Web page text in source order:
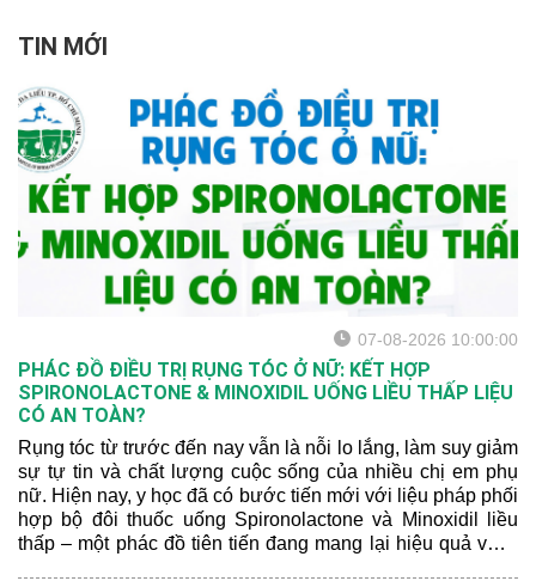
cơ biến chứng nếu không
được phát hiện và xử trí
đúng cách. Hãy cùng xem
ngay để hiểu và phòng
TIN MỚI
07-08-2026 10:00:00
PHÁC ĐỒ ĐIỀU TRỊ RỤNG TÓC Ở NỮ: KẾT HỢP
SPIRONOLACTONE & MINOXIDIL UỐNG LIỀU THẤP LIỆU
CÓ AN TOÀN?
Rụng tóc từ trước đến nay vẫn là nỗi lo lắng, làm suy giảm
sự tự tin và chất lượng cuộc sống của nhiều chị em phụ
nữ. Hiện nay, y học đã có bước tiến mới với liệu pháp phối
hợp bộ đôi thuốc uống Spironolactone và Minoxidil liều
thấp – một phác đồ tiên tiến đang mang lại hiệu quả vượt